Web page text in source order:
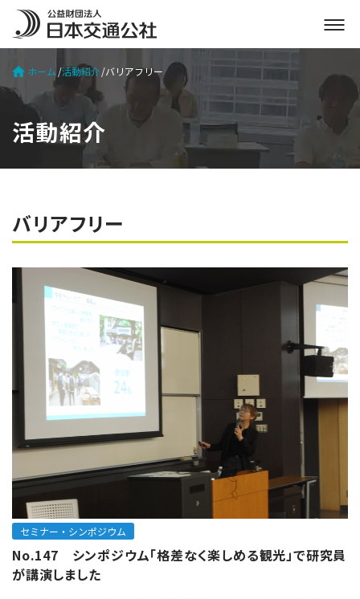
メ
ニ
ー
を
開
ホーム 活動紹介 バリアフリー
活動紹介
バリアフリー
セミナー・シンポジウム
No.147 シンポジウム「格差なく楽しめる観光」で研究員
が講演しました